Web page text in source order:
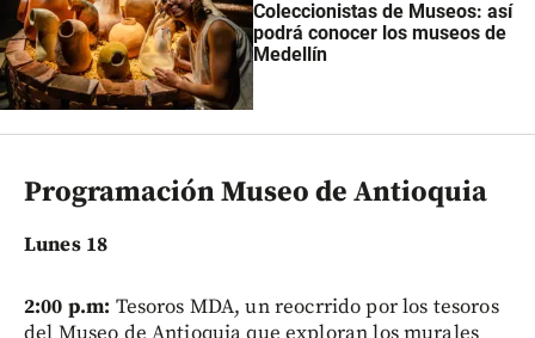
Coleccionistas de Museos: así
podrá conocer los museos de
Medellín
Programación Museo de Antioquia
Lunes 18
2:00 p.m: Tesoros MDA, un reocrrido por los tesoros